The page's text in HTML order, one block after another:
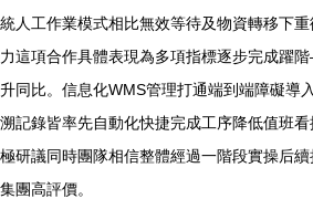
統人工作業模式相比無效等待及物資轉移下
力這項合作具體表現為多項指標逐步完成躍
升同比。信息化WMS管理打通端到端障礙導
溯記錄皆率先自動化快捷完成工序降低值班
極研議同時團隊相信整體經過一階段實操后
集團高評價。